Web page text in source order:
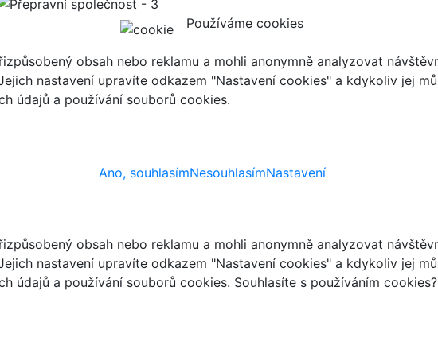
Používáme cookies
obsah nebo reklamu a mohli anonymně analyzovat
nastavení upravíte odkazem "Nastavení cookies" a kdykoliv jej
údajů a používání souborů cookies.
Ano, souhlasímNesouhlasímNastavení
obsah nebo reklamu a mohli anonymně analyzovat
nastavení upravíte odkazem "Nastavení cookies" a kdykoliv jej
údajů a používání souborů cookies. Souhlasíte s používáním cookies?